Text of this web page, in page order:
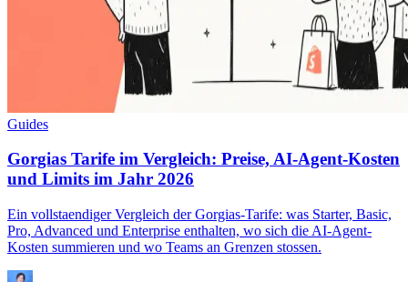
Guides
Gorgias Tarife im Vergleich: Preise, AI-Agent-Kosten
und Limits im Jahr 2026
Ein vollstaendiger Vergleich der Gorgias-Tarife: was Starter, Basic,
Pro, Advanced und Enterprise enthalten, wo sich die AI-Agent-
Kosten summieren und wo Teams an Grenzen stossen.